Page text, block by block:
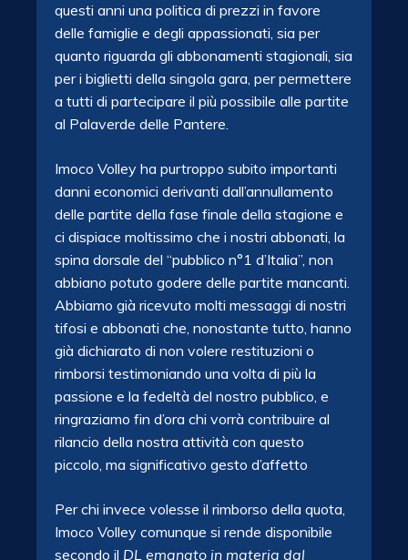
questi anni una politica di prezzi in favore
delle famiglie e degli appassionati, sia per
quanto riguarda gli abbonamenti stagionali, sia
per i biglietti della singola gara, per permettere
a tutti di partecipare il più possibile alle partite
al Palaverde delle Pantere.
Imoco Volley ha purtroppo subito importanti
danni economici derivanti dall’annullamento
delle partite della fase finale della stagione e
ci dispiace moltissimo che i nostri abbonati, la
spina dorsale del “pubblico n°1 d’Italia”, non
abbiano potuto godere delle partite mancanti.
Abbiamo già ricevuto molti messaggi di nostri
tifosi e abbonati che, nonostante tutto, hanno
già dichiarato di non volere restituzioni o
rimborsi testimoniando una volta di più la
passione e la fedeltà del nostro pubblico, e
ringraziamo fin d’ora chi vorrà contribuire al
rilancio della nostra attività con questo
piccolo, ma significativo gesto d’affetto
Per chi invece volesse il rimborso della quota,
Imoco Volley comunque si rende disponibile
secondo il DL emanato in materia dal